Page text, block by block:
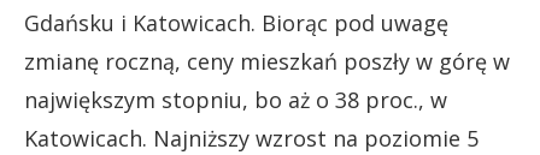
Gdańsku i Katowicach. Biorąc pod uwagę
zmianę roczną, ceny mieszkań poszły w górę w
największym stopniu, bo aż o 38 proc., w
Katowicach. Najniższy wzrost na poziomie 5